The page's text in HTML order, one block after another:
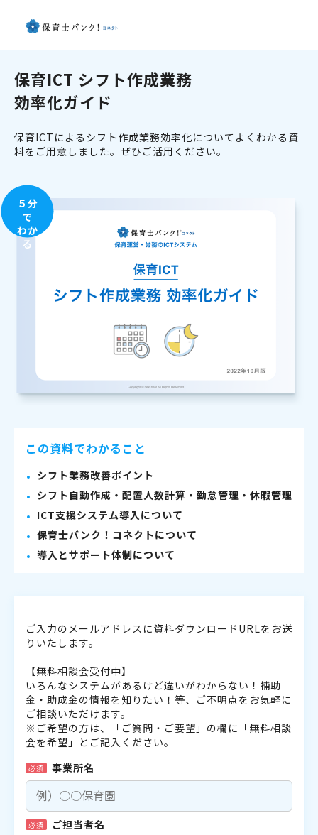
保育ICT シフト作成業務
効率化ガイド
保育ICTによるシフト作成業務効率化についてよくわかる資
料をご用意しました。ぜひご活用ください。
５分
で
わか
る
この資料でわかること
シフト業務改善ポイント
シフト自動作成・配置人数計算・勤怠管理・休暇管理
ICT支援システム導入について
保育士バンク！コネクトについて
導入とサポート体制について
ご入力のメールアドレスに資料ダウンロードURLをお送
りいたします。
【無料相談会受付中】
いろんなシステムがあるけど違いがわからない！補助
金・助成金の情報を知りたい！等、ご不明点をお気軽に
ご相談いただけます。
※ご希望の方は、「ご質問・ご要望」の欄に「無料相談
会を希望」とご記入ください。
必須 事業所名
必須 ご担当者名